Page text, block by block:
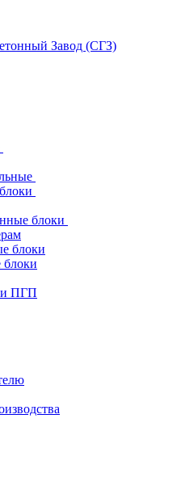
Завод (СГЗ)
блоки
блоки
ПГП